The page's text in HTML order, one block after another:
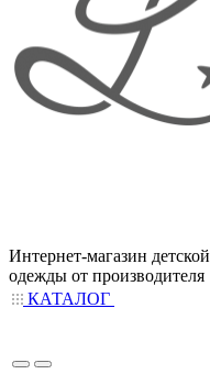
Интернет-магазин детской
одежды от производителя
КАТАЛОГ